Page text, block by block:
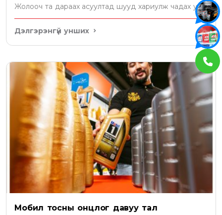
Жолооч та дараах асуултад шууд хариулж чадах уу?
Дэлгэрэнгүй унших
Мобил тосны онцлог давуу тал